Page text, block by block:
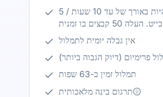
כל קובץ יכול להיות באורך של עד 10 שעות / 5
אין גבלה יומית לתמלול
פרימיום (דיוק הגבוה ביותר)
תמלול זמין ב-63 שפות
תרגום בינה מלאכותית